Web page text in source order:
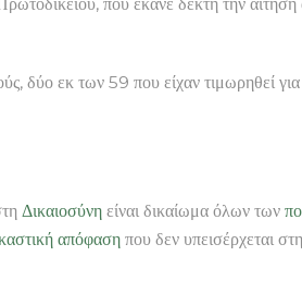
δύο εκ των 59 που είχαν τιμωρηθεί
Δικαιοσύνη είναι δικαίωμα όλων των
απόφαση που δεν υπεισέρχεται